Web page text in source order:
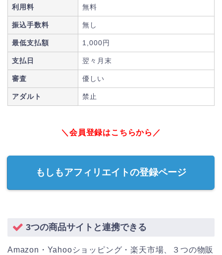
利用料 無料
振込手数料 無し
最低支払額 1,000円
支払日 翌々月末
審査 優しい
アダルト 禁止
＼会員登録はこちらから／
もしもアフィリエイトの登録ページ
3つの商品サイトと連携できる
Amazon・Yahooショッピング・楽天市場、３つの物販